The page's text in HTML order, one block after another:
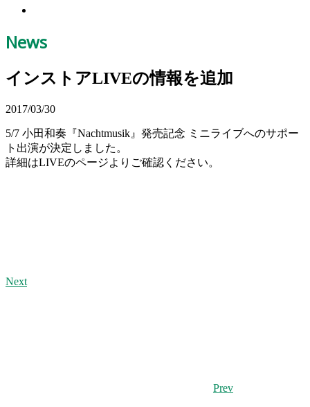
News
インストアLIVEの情報を追加
2017/03/30
5/7 小田和奏『Nachtmusik』発売記念 ミニライブへのサポー
ト出演が決定しました。
詳細はLIVEのページよりご確認ください。
Next
Prev